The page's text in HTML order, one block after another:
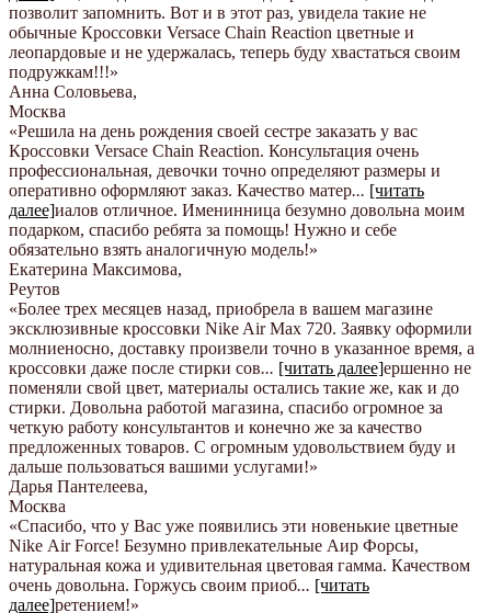
позволит запомнить. Вот и в этот раз, увидела такие не
обычные Кроссовки Versace Chain Reaction цветные и
леопардовые и не удержалась, теперь буду хвастаться своим
подружкам!!!»
Анна Соловьева,
Москва
«Решила на день рождения своей сестре заказать у вас
Кроссовки Versace Chain Reaction. Консультация очень
профессиональная, девочки точно определяют размеры и
оперативно оформляют заказ. Качество матер... [читать
далее]иалов отличное. Именинница безумно довольна моим
подарком, спасибо ребята за помощь! Нужно и себе
обязательно взять аналогичную модель!»
Екатерина Максимова,
Реутов
«Более трех месяцев назад, приобрела в вашем магазине
эксклюзивные кроссовки Nike Air Max 720. Заявку оформили
молниеносно, доставку произвели точно в указанное время, а
кроссовки даже после стирки сов... [читать далее]ершенно не
поменяли свой цвет, материалы остались такие же, как и до
стирки. Довольна работой магазина, спасибо огромное за
четкую работу консультантов и конечно же за качество
предложенных товаров. С огромным удовольствием буду и
дальше пользоваться вашими услугами!»
Дарья Пантелеева,
Москва
«Спасибо, что у Вас уже появились эти новенькие цветные
Nike Аir Force! Безумно привлекательные Аир Форсы,
натуральная кожа и удивительная цветовая гамма. Качеством
очень довольна. Горжусь своим приоб... [читать
далее]ретением!»